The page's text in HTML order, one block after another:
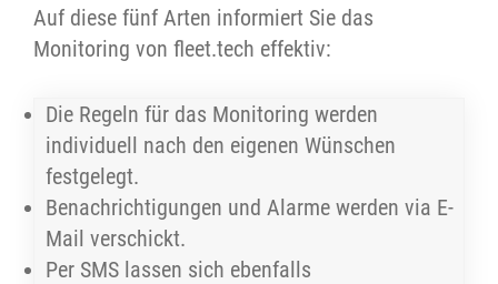
Auf diese fünf Arten informiert Sie das
Monitoring von fleet.tech effektiv:
Die Regeln für das Monitoring werden
individuell nach den eigenen Wünschen
festgelegt.
Benachrichtigungen und Alarme werden via E-
Mail verschickt.
Per SMS lassen sich ebenfalls